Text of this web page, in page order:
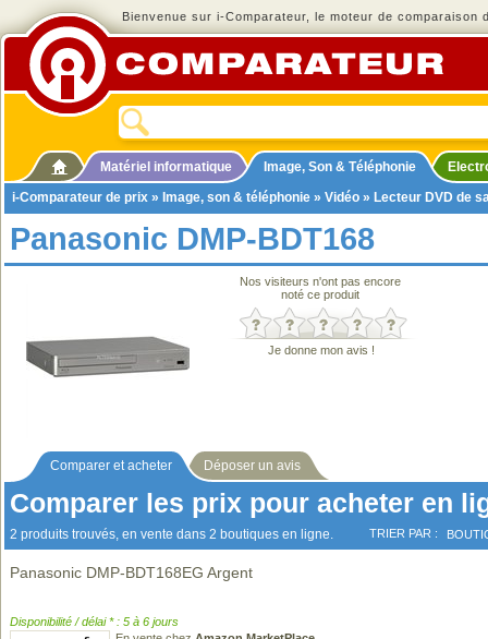
Bienvenue sur i-Comparateur, le moteur de comparaison
Matériel informatique Image, Son & Téléphonie
i-Comparateur de prix » Image, son & téléphonie » Vidéo » Lecteur DVD de
Panasonic DMP-BDT168
Nos visiteurs n'ont pas encore
noté ce produit
Je donne mon avis !
Comparer et acheter Déposer un avis
Comparer les prix pour acheter en
2 produits trouvés, en vente dans 2 boutiques en ligne. TRIER PAR :
Panasonic DMP-BDT168EG Argent
Disponibilité / délai * : 5 à 6 jours